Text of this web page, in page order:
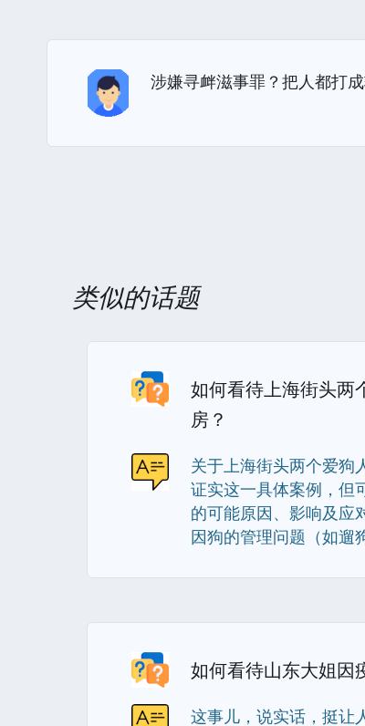
涉嫌寻衅滋事罪？把人都打
类似的话题
如何看待上海街头两
房？
关于上海街头两个爱狗
证实这一具体案例，但
的可能原因、影响及应
因狗的管理问题（如遛
如何看待山东大姐因
这事儿，说实话，挺让